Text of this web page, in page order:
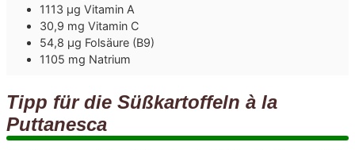
1113 µg Vitamin A
30,9 mg Vitamin C
54,8 µg Folsäure (B9)
1105 mg Natrium
Tipp für die Süßkartoffeln à la
Puttanesca